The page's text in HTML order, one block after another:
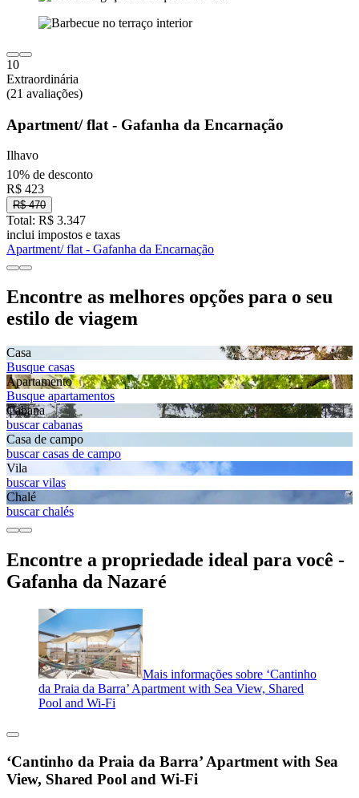
10
Extraordinária
(21 avaliações)
Apartment/ flat - Gafanha da Encarnação
Ilhavo
10% de desconto
R$ 423
R$ 470
Total: R$ 3.347
inclui impostos e taxas
Apartment/ flat - Gafanha da Encarnação
Encontre as melhores opções para o seu
estilo de viagem
Casa
Busque casas
Apartamento
Busque apartamentos
Cabana
buscar cabanas
Casa de campo
buscar casas de campo
Vila
buscar vilas
Chalé
buscar chalés
Encontre a propriedade ideal para você -
Gafanha da Nazaré
Mais informações sobre ‘Cantinho
da Praia da Barra’ Apartment with Sea View, Shared
Pool and Wi-Fi
‘Cantinho da Praia da Barra’ Apartment with Sea
View, Shared Pool and Wi-Fi